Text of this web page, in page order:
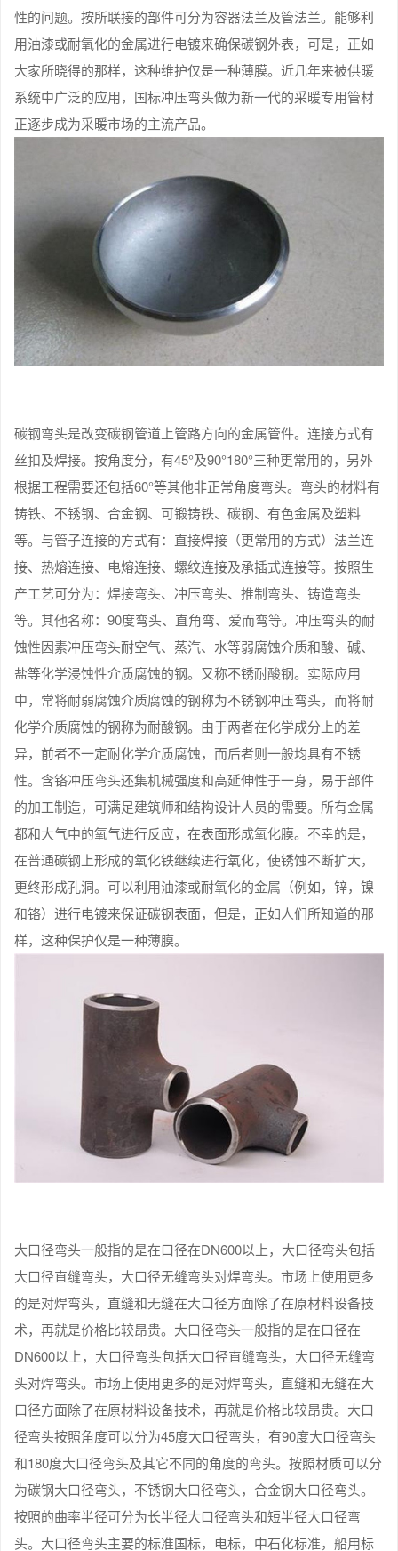
性的问题。按所联接的部件可分为容器法兰及管法兰。能够利
用油漆或耐氧化的金属进行电镀来确保碳钢外表，可是，正如
大家所晓得的那样，这种维护仅是一种薄膜。近几年来被供暖
系统中广泛的应用，国标冲压弯头做为新一代的采暖专用管材
正逐步成为采暖市场的主流产品。
碳钢弯头是改变碳钢管道上管路方向的金属管件。连接方式有
丝扣及焊接。按角度分，有45°及90°180°三种更常用的，另外
根据工程需要还包括60°等其他非正常角度弯头。弯头的材料有
铸铁、不锈钢、合金钢、可锻铸铁、碳钢、有色金属及塑料
等。与管子连接的方式有：直接焊接（更常用的方式）法兰连
接、热熔连接、电熔连接、螺纹连接及承插式连接等。按照生
产工艺可分为：焊接弯头、冲压弯头、推制弯头、铸造弯头
等。其他名称：90度弯头、直角弯、爱而弯等。冲压弯头的耐
蚀性因素冲压弯头耐空气、蒸汽、水等弱腐蚀介质和酸、碱、
盐等化学浸蚀性介质腐蚀的钢。又称不锈耐酸钢。实际应用
中，常将耐弱腐蚀介质腐蚀的钢称为不锈钢冲压弯头，而将耐
化学介质腐蚀的钢称为耐酸钢。由于两者在化学成分上的差
异，前者不一定耐化学介质腐蚀，而后者则一般均具有不锈
性。含铬冲压弯头还集机械强度和高延伸性于一身，易于部件
的加工制造，可满足建筑师和结构设计人员的需要。所有金属
都和大气中的氧气进行反应，在表面形成氧化膜。不幸的是，
在普通碳钢上形成的氧化铁继续进行氧化，使锈蚀不断扩大，
更终形成孔洞。可以利用油漆或耐氧化的金属（例如，锌，镍
和铬）进行电镀来保证碳钢表面，但是，正如人们所知道的那
样，这种保护仅是一种薄膜。
大口径弯头一般指的是在口径在DN600以上，大口径弯头包括
大口径直缝弯头，大口径无缝弯头对焊弯头。市场上使用更多
的是对焊弯头，直缝和无缝在大口径方面除了在原材料设备技
术，再就是价格比较昂贵。大口径弯头一般指的是在口径在
DN600以上，大口径弯头包括大口径直缝弯头，大口径无缝弯
头对焊弯头。市场上使用更多的是对焊弯头，直缝和无缝在大
口径方面除了在原材料设备技术，再就是价格比较昂贵。大口
径弯头按照角度可以分为45度大口径弯头，有90度大口径弯头
和180度大口径弯头及其它不同的角度的弯头。按照材质可以分
为碳钢大口径弯头，不锈钢大口径弯头，合金钢大口径弯头。
按照的曲率半径可分为长半径大口径弯头和短半径大口径弯
头。大口径弯头主要的标准国标，电标，中石化标准，船用标